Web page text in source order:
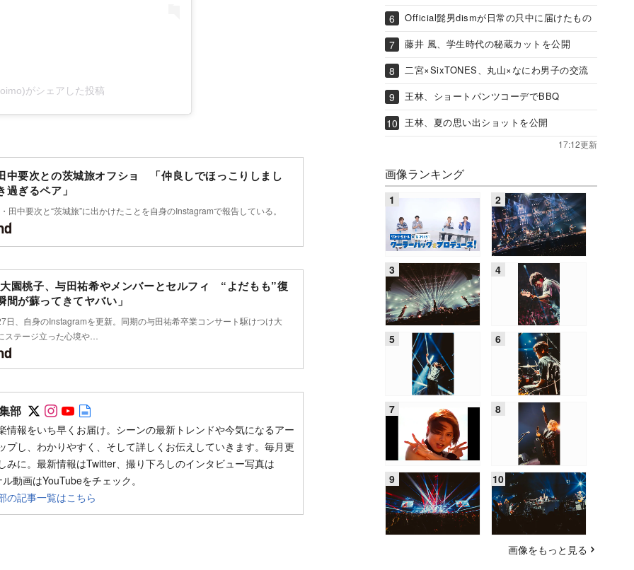
がシェアした投稿
中要次との茨城旅オフショ 「仲良しでほっこりしまし
ぎるペア」
田中要次と“茨城旅”に出かけたことを自身のInstagramで報告している。
園桃子、与田祐希やメンバーとセルフィ “よだもも”復
間が蘇ってきてヤバい」
日、自身のInstagramを更新。同期の与田祐希卒業コンサート駆けつけ大
ステージ立った心境や…
部 Follow on SNS
Follow on SNS
Follow on SNS
情報をいち早くお届け。シーンの最新トレンドや今気になるアー
プし、わかりやすく、そして詳しくお伝えしていきます。毎月更
みに。最新情報はTwitter、撮り下ろしのインタビュー写真は
動画はYouTubeをチェック。
の記事一覧はこちら
Official髭男dismが日常の只中に届けたもの
藤井 風、学生時代の秘蔵カットを公開
二宮×SixTONES、丸山×なにわ男子の交流
王林、ショートパンツコーデでBBQ
王林、夏の思い出ショットを公開
17:12更新
画像ランキング
画像をもっと見る